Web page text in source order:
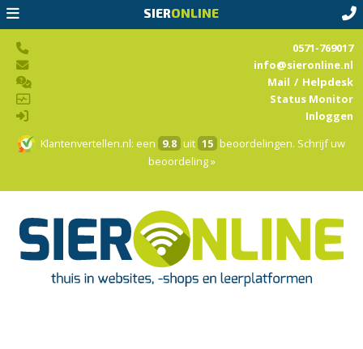
SIERONLINE
Klantenvertellen.nl: een 9.8 uit 15 beoordelingen. Schrijf uw
beoordeling »
0571-769017
info@sieronline.nl
Mail / Helpdesk
Status Monitor
Inloggen